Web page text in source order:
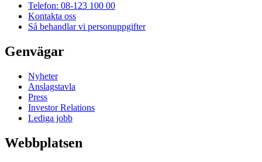
Telefon: 08-123 100 00
Kontakta oss
Så behandlar vi personuppgifter
Genvägar
Nyheter
Anslagstavla
Press
Investor Relations
Lediga jobb
Webbplatsen